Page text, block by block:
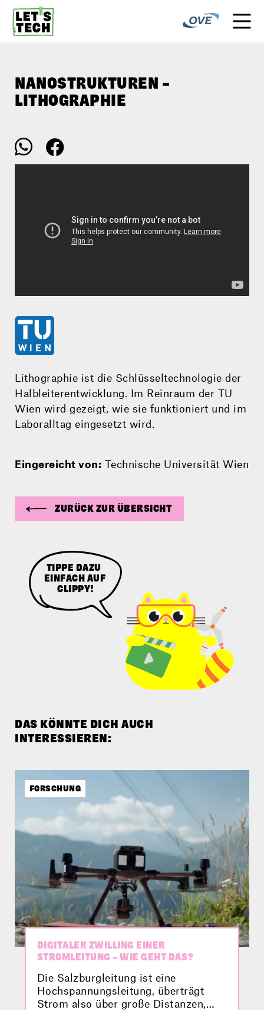
NANOSTRUKTUREN –
LITHOGRAPHIE
Lithographie ist die Schlüsseltechnologie der
Halbleiterentwicklung. Im Reinraum der TU
Wien wird gezeigt, wie sie funktioniert und im
Laboralltag eingesetzt wird.
Eingereicht von: Technische Universität Wien
ZURÜCK ZUR ÜBERSICHT
TIPPE DAZU
EINFACH AUF
CLIPPY!
DAS KÖNNTE DICH AUCH
INTERESSIEREN:
FORSCHUNG
DIGITALER ZWILLING EINER
STROMLEITUNG – WIE GEHT DAS?
Die Salzburgleitung ist eine
Hochspannungsleitung, überträgt
Strom also über große Distanzen,